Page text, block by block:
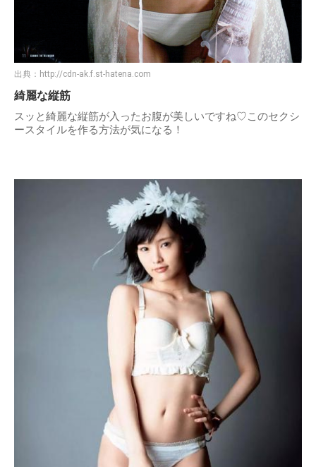
出典： http://cdn-ak.f.st-hatena.com
綺麗な縦筋
スッと綺麗な縦筋が入ったお腹が美しいですね♡このセクシ
ースタイルを作る方法が気になる！